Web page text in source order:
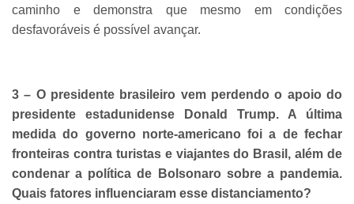
caminho e demonstra que mesmo em condições
desfavoráveis é possível avançar.
3 – O presidente brasileiro vem perdendo o apoio do
presidente estadunidense Donald Trump. A última
medida do governo norte-americano foi a de fechar
fronteiras contra turistas e viajantes do Brasil, além de
condenar a política de Bolsonaro sobre a pandemia.
Quais fatores influenciaram esse distanciamento?